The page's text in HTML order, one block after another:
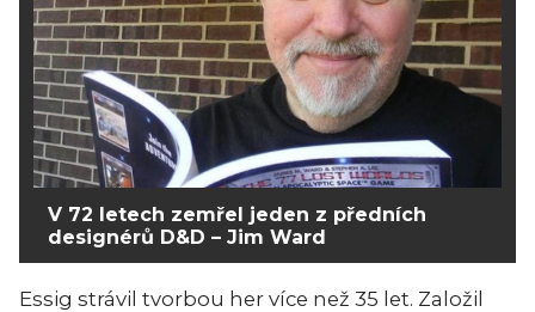
V 72 letech zemřel jeden z předních
designérů D&D – Jim Ward
Essig strávil tvorbou her více než 35 let. Založil